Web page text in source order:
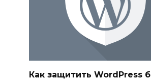
Как защитить WordPress